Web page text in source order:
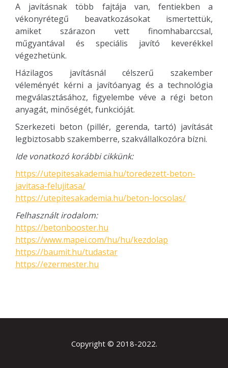
A javításnak több fajtája van, fentiekben a
vékonyrétegű beavatkozásokat ismertettük,
amiket szárazon vett finomhabarccsal,
műgyantával és speciális javító keverékkel
végezhetünk.
Házilagos javításnál célszerű szakember
véleményét kérni a javítóanyag és a technológia
megválasztásához, figyelembe véve a régi beton
anyagát, minőségét, funkcióját.
Szerkezeti beton (pillér, gerenda, tartó) javítását
legbiztosabb szakemberre, szakvállalkozóra bízni.
Ide vonatkozó korábbi cikkünk:
https://utepitesakademia.hu/toredezett-beton-
javitasa-felujitasa/
https://utepitesakademia.hu/beton-locsolas/
Felhasznált irodalom:
https://betonbooster.hu
https://www.mapei.com/hu/hu/kezdolap
https://baumit.hu/tudastar
https://ezermester.hu
Copyright © 2018-2022.